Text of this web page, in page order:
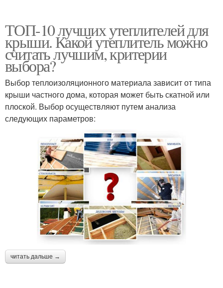
ТОП-10 лучших утеплителей для
крыши. Какой утеплитель можно
считать лучшим, критерии
выбора?
Выбор теплоизоляционного материала зависит от типа
крыши частного дома, которая может быть скатной или
плоской. Выбор осуществляют путем анализа
следующих параметров:
читать дальше →